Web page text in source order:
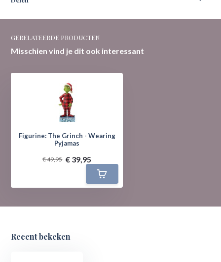
GERELATEERDE PRODUCTEN
Misschien vind je dit ook interessant
Figurine: The Grinch - Wearing
Pyjamas
€ 49,95 € 39,95
Recent bekeken